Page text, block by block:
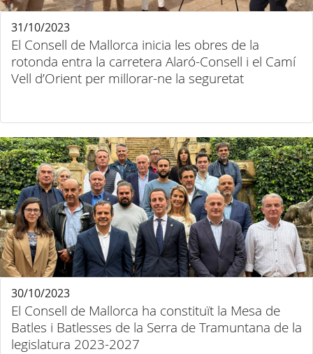
El Consell de Mallorca inicia les obres de la
rotonda entra la carretera Alaró-Consell i el Camí
Vell d’Orient per millorar-ne la seguretat
31/10/2023
El Consell de Mallorca ha constituït la Mesa de
Batles i Batlesses de la Serra de Tramuntana de la
legislatura 2023-2027
30/10/2023